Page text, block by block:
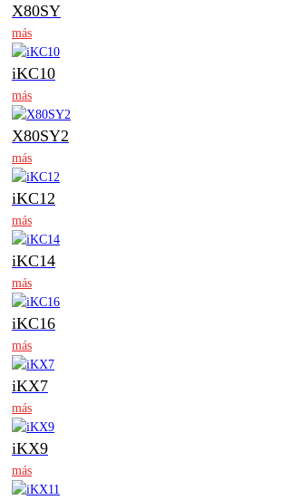
X80SY
más
iKC10
más
X80SY2
más
iKC12
más
iKC14
más
iKC16
más
iKX7
más
iKX9
más